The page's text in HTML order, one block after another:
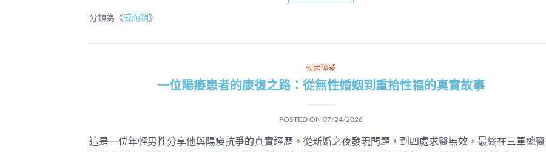
分類為《威而鋼 》
勃起障礙
一位陽痿患者的康復之路：從無性婚姻到重拾性福的真實故事
POSTED ON 07/24/2026
這是一位年輕男性分享他與陽痿抗爭的真實經歷。從新婚之夜發現問題，到四處求醫無效，最終在三軍總醫